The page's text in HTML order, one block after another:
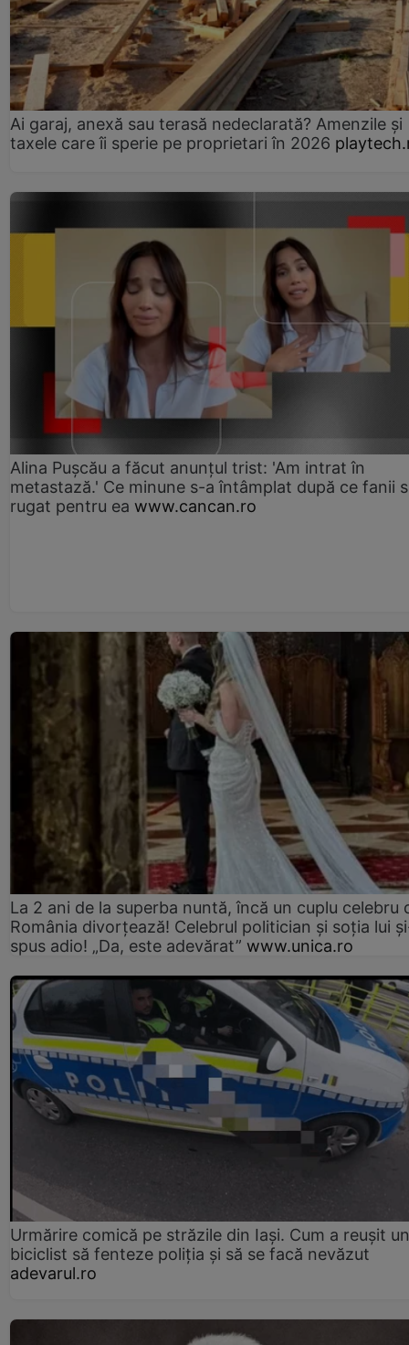
Ai garaj, anexă sau terasă nedeclarată? Amenzile și
taxele care îi sperie pe proprietari în 2026
Alina Pușcău a făcut anunțul trist: 'Am intrat în
metastază.' Ce minune s-a întâmplat după ce fanii
rugat pentru ea www.cancan.ro
La 2 ani de la superba nuntă, încă un cuplu celebru
România divorțează! Celebrul politician și soția lui
spus adio! „Da, este adevărat” www.unica.ro
Urmărire comică pe străzile din Iași. Cum a reușit un
biciclist să fenteze poliția și să se facă nevăzut
adevarul.ro